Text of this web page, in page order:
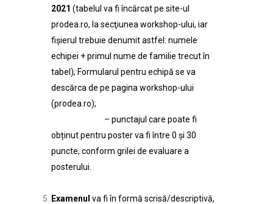
2021 (tabelul va fi încărcat pe site-ul
prodea.ro, la secţiunea workshop-ului, iar
fișierul trebuie denumit astfel: numele
echipei + primul nume de familie trecut în
tabel); Formularul pentru echipă se va
descărca de pe pagina workshop-ului
(prodea.ro);
– punctajul care poate fi
obținut pentru poster va fi între 0 şi 30
puncte, conform grilei de evaluare a
posterului.
Examenul va fi în formă scrisă/descriptivă,